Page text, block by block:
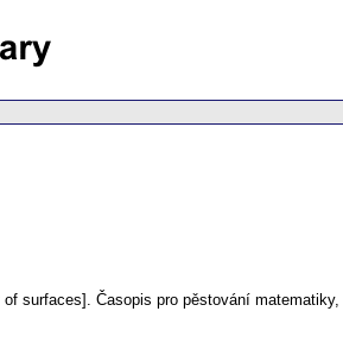
of surfaces]. Časopis pro pěstování matematiky,